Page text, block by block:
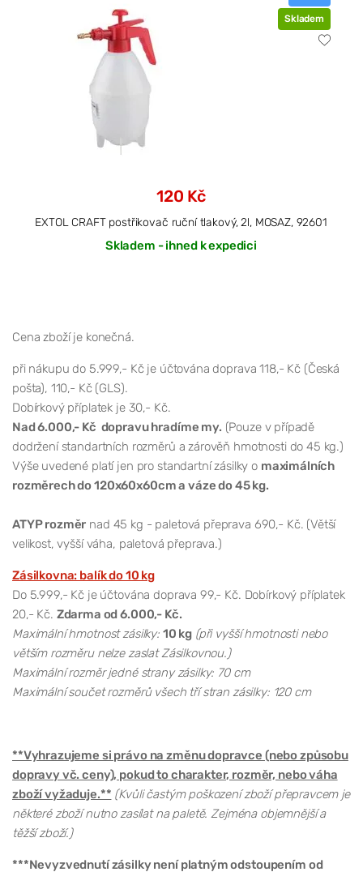
Skladem
120 Kč
EXTOL CRAFT postřikovač ruční tlakový, 2l, MOSAZ, 92601
Skladem - ihned k expedici
Cena zboží je konečná.
při nákupu do 5.999,- Kč je účtována doprava 118,- Kč (Česká
pošta), 110,- Kč (GLS).
Dobírkový příplatek je 30,- Kč.
Nad 6.000,- Kč dopravu hradíme my. (Pouze v případě
dodržení standartních rozměrů a zárověň hmotnosti do 45 kg.)
Výše uvedené platí jen pro standartní zásilky o maximálních
rozměrech do 120x60x60cm a váze do 45 kg.
ATYP rozměr nad 45 kg - paletová přeprava 690,- Kč. (Větší
velikost, vyšší váha, paletová přeprava.)
Zásilkovna: balík do 10 kg
Do 5.999,- Kč je účtována doprava 99,- Kč. Dobírkový příplatek
20,- Kč. Zdarma od 6.000,- Kč.
Maximální hmotnost zásilky: 10 kg (při vyšší hmotnosti nebo
větším rozměru nelze zaslat Zásilkovnou.)
Maximální rozměr jedné strany zásilky: 70 cm
Maximální součet rozměrů všech tří stran zásilky: 120 cm
**Vyhrazujeme si právo na změnu dopravce (nebo způsobu
dopravy vč. ceny), pokud to charakter, rozměr, nebo váha
zboží vyžaduje.** (Kvůli častým poškození zboží přepravcem je
některé zboží nutno zasílat na paletě. Zejména objemnější a
těžší zboží.)
***Nevyzvednutí zásilky není platným odstoupením od